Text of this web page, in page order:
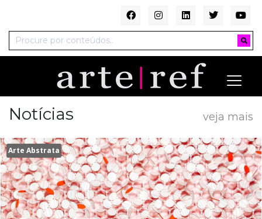
Notícias veja mais
Arte Abstrata